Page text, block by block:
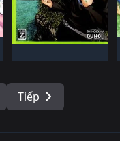
NHậT BảN
ĐANG TIếN HàNH
Tiếp